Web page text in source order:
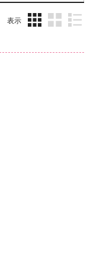
表示
ム
ム
ム